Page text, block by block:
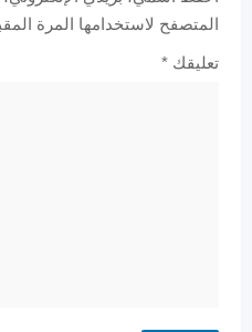
المتصفح لاستخدامها المرة
تعليقك *